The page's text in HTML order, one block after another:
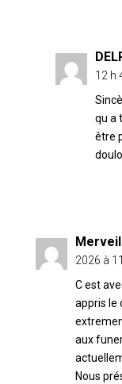
12 h
qu a
être
2026 à
C est
appris le
aux
Nous